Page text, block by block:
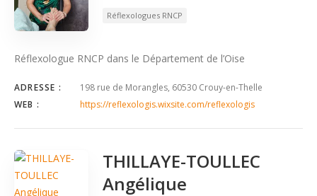
Réflexologues RNCP
Réflexologue RNCP dans le Département de l’Oise
ADRESSE :
198 rue de Morangles, 60530 Crouy-en-Thelle
WEB :
https://reflexologis.wixsite.com/reflexologis
THILLAYE-TOULLEC
Angélique